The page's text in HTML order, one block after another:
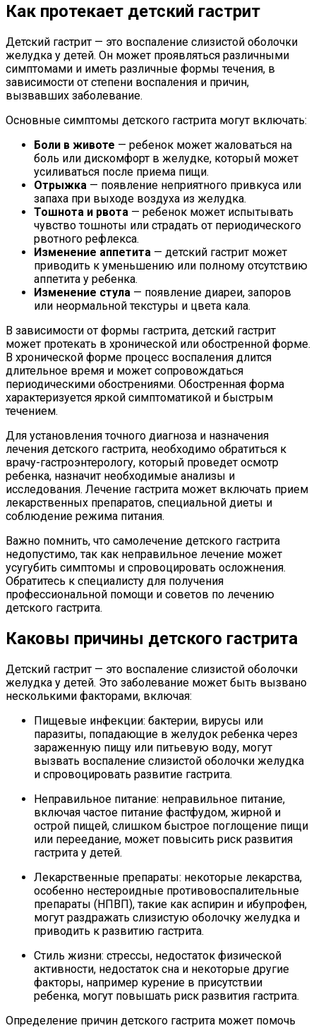
Как протекает детский гастрит
Детский гастрит — это воспаление слизистой оболочки
желудка у детей. Он может проявляться различными
симптомами и иметь различные формы течения, в
зависимости от степени воспаления и причин,
вызвавших заболевание.
Основные симптомы детского гастрита могут включать:
Боли в животе — ребенок может жаловаться на
боль или дискомфорт в желудке, который может
усиливаться после приема пищи.
Отрыжка — появление неприятного привкуса или
запаха при выходе воздуха из желудка.
Тошнота и рвота — ребенок может испытывать
чувство тошноты или страдать от периодического
рвотного рефлекса.
Изменение аппетита — детский гастрит может
приводить к уменьшению или полному отсутствию
аппетита у ребенка.
Изменение стула — появление диареи, запоров
или неормальной текстуры и цвета кала.
В зависимости от формы гастрита, детский гастрит
может протекать в хронической или обостренной форме.
В хронической форме процесс воспаления длится
длительное время и может сопровождаться
периодическими обострениями. Обостренная форма
характеризуется яркой симптоматикой и быстрым
течением.
Для установления точного диагноза и назначения
лечения детского гастрита, необходимо обратиться к
врачу-гастроэнтерологу, который проведет осмотр
ребенка, назначит необходимые анализы и
исследования. Лечение гастрита может включать прием
лекарственных препаратов, специальной диеты и
соблюдение режима питания.
Важно помнить, что самолечение детского гастрита
недопустимо, так как неправильное лечение может
усугубить симптомы и спровоцировать осложнения.
Обратитесь к специалисту для получения
профессиональной помощи и советов по лечению
детского гастрита.
Каковы причины детского гастрита
Детский гастрит — это воспаление слизистой оболочки
желудка у детей. Это заболевание может быть вызвано
несколькими факторами, включая:
Пищевые инфекции: бактерии, вирусы или
паразиты, попадающие в желудок ребенка через
зараженную пищу или питьевую воду, могут
вызвать воспаление слизистой оболочки желудка
и спровоцировать развитие гастрита.
Неправильное питание: неправильное питание,
включая частое питание фастфудом, жирной и
острой пищей, слишком быстрое поглощение пищи
или переедание, может повысить риск развития
гастрита у детей.
Лекарственные препараты: некоторые лекарства,
особенно нестероидные противовоспалительные
препараты (НПВП), такие как аспирин и ибупрофен,
могут раздражать слизистую оболочку желудка и
приводить к развитию гастрита.
Стиль жизни: стрессы, недостаток физической
активности, недостаток сна и некоторые другие
факторы, например курение в присутствии
ребенка, могут повышать риск развития гастрита.
Определение причин детского гастрита может помочь